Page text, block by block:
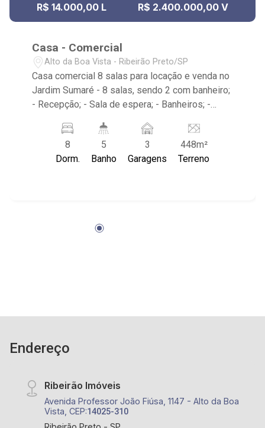
R$ 14.000,00 L R$ 2.400.000,00 V
Casa - Comercial
Alto da Boa Vista - Ribeirão Preto/SP
Casa comercial 8 salas para locação e venda no
Jardim Sumaré - 8 salas, sendo 2 com banheiro;
- Recepção; - Sala de espera; - Banheiros; -
Vagas Recuadas; - Quase esquina com Avenida
Independência.
8
Dorm.
5
Banho
3
Garagens
448m²
Terreno
Endereço
Ribeirão Imóveis
Avenida Professor João Fiúsa, 1147 - Alto da Boa
Vista, CEP:14025-310